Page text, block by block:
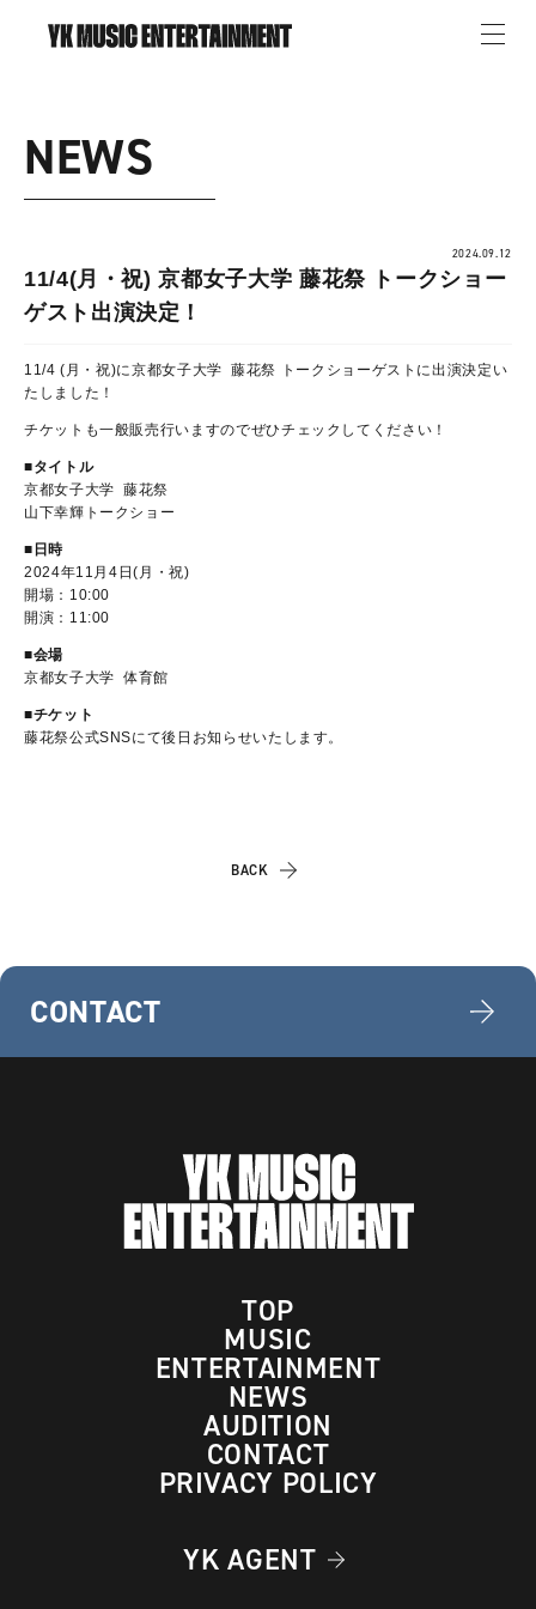
NEWS
2024.09.12
11/4(月・祝) 京都女子大学 藤花祭 トークショー
ゲスト出演決定！
11/4 (月・祝)に京都女子大学 藤花祭 トークショーゲストに出演決定い
たしました！
チケットも一般販売行いますのでぜひチェックしてください！
■タイトル
京都女子大学 藤花祭
山下幸輝トークショー
■日時
2024年11月4日(月・祝)
開場：10:00
開演：11:00
■会場
京都女子大学 体育館
■チケット
藤花祭公式SNSにて後日お知らせいたします。
BACK
CONTACT
TOP
MUSIC
ENTERTAINMENT
NEWS
AUDITION
CONTACT
PRIVACY POLICY
YK AGENT